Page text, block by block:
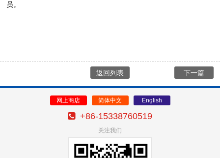
员。
下一篇
返回列表
网上商店 简体中文 English
+86-15338760519
关注我们